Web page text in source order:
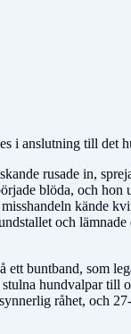
i anslutning till det
rusade in,
blöda, och
kände
och
buntband, som
hundvalpar
råhet, och